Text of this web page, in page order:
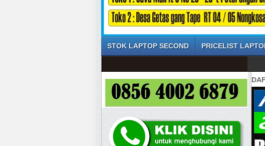
STOK LAPTOP SECOND PRICELIST